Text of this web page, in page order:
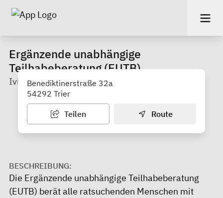
Ergänzende unabhängige
Teilhabeberatung (EUTB)
Ivita Rheinland-Pfalz und Saarland gGmbH
Benediktinerstraße 32a
54292 Trier
Teilen Route
BESCHREIBUNG:
Die Ergänzende unabhängige Teilhabeberatung
(EUTB) berät alle ratsuchenden Menschen mit